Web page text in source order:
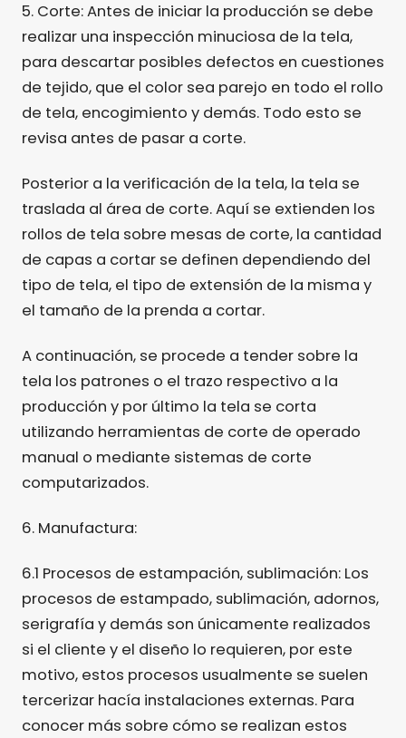
5. Corte: Antes de iniciar la producción se debe
realizar una inspección minuciosa de la tela,
para descartar posibles defectos en cuestiones
de tejido, que el color sea parejo en todo el rollo
de tela, encogimiento y demás. Todo esto se
revisa antes de pasar a corte.
Posterior a la verificación de la tela, la tela se
traslada al área de corte. Aquí se extienden los
rollos de tela sobre mesas de corte, la cantidad
de capas a cortar se definen dependiendo del
tipo de tela, el tipo de extensión de la misma y
el tamaño de la prenda a cortar.
A continuación, se procede a tender sobre la
tela los patrones o el trazo respectivo a la
producción y por último la tela se corta
utilizando herramientas de corte de operado
manual o mediante sistemas de corte
computarizados.
6. Manufactura:
6.1 Procesos de estampación, sublimación: Los
procesos de estampado, sublimación, adornos,
serigrafía y demás son únicamente realizados
si el cliente y el diseño lo requieren, por este
motivo, estos procesos usualmente se suelen
tercerizar hacía instalaciones externas. Para
conocer más sobre cómo se realizan estos